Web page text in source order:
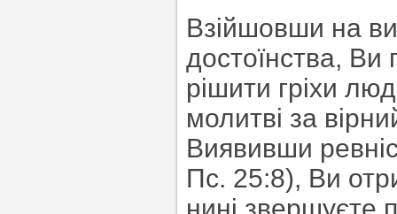
Взійшовши на
достоїнства, Ви
рішити гріхи
молитві за
Виявивши
Пс. 25:8), Ви